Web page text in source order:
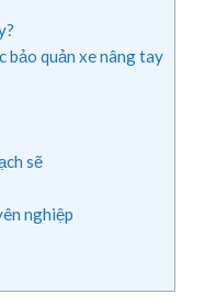
bảo quản xe nâng tay
sẽ
nghiệp